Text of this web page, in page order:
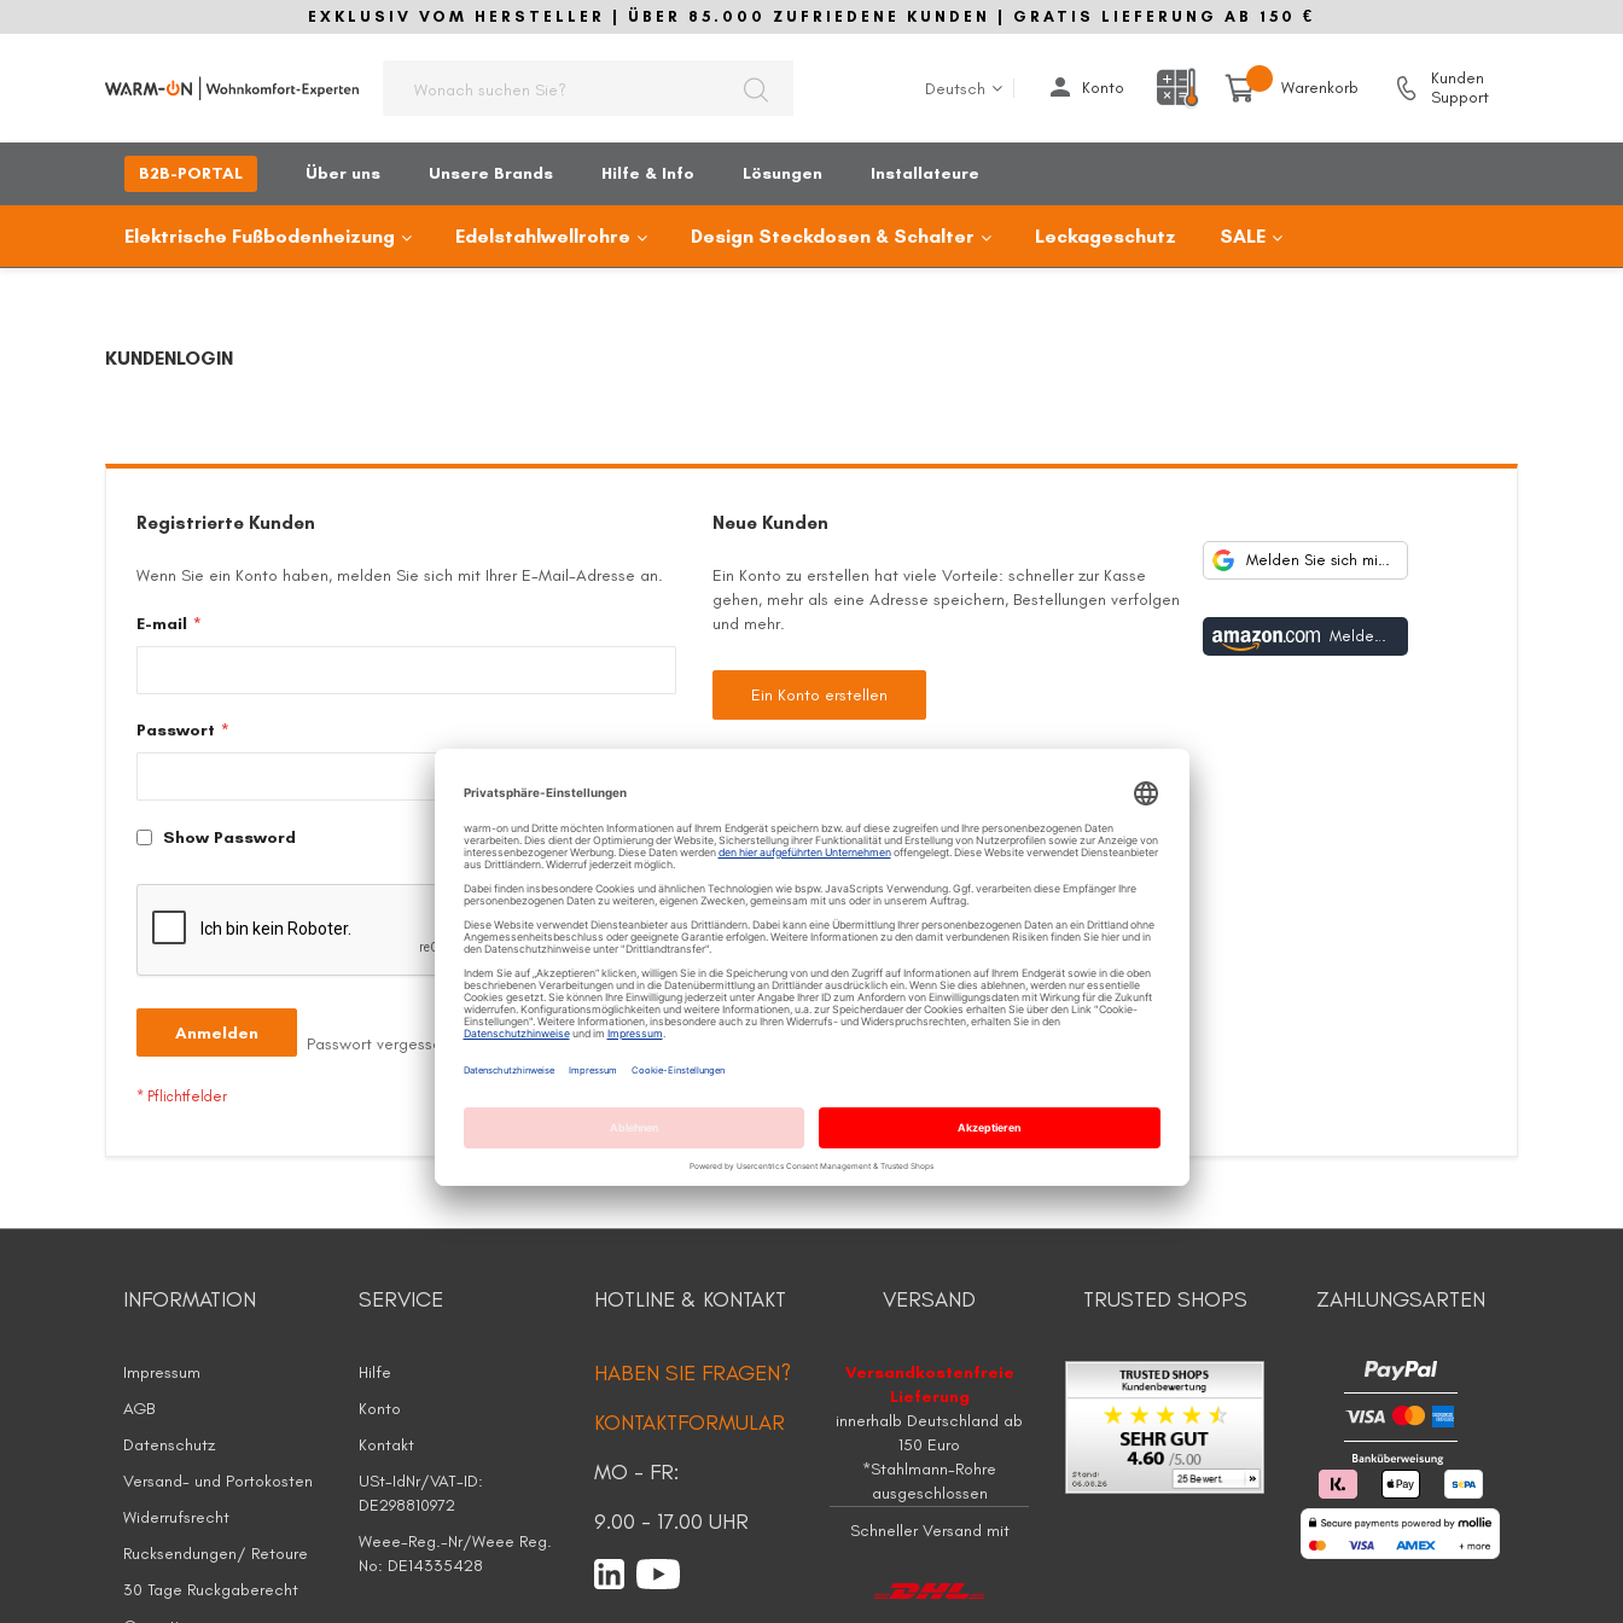
EXKLUSIV VOM HERSTELLER | ÜBER 85.000 ZUFRIEDENE KUNDEN | GRATIS LIEFERUNG AB 150 €
Sprache
Deutsch Konto Warenkorb
Kunden
Support
B2B-PORTAL Über uns Unsere Brands Hilfe & Info Lösungen Installateure
Elektrische Fußbodenheizung Edelstahlwellrohre Design Steckdosen & Schalter Leckageschutz SALE
KUNDENLOGIN
Registrierte Kunden
Wenn Sie ein Konto haben, melden Sie sich mit Ihrer E-Mail-Adresse an.
E-mail
Passwort
Show Password
Anmelden
Passwort vergessen?
Neue Kunden
Ein Konto zu erstellen hat viele Vorteile: schneller zur Kasse
gehen, mehr als eine Adresse speichern, Bestellungen verfolgen
und mehr.
Ein Konto erstellen
Melden Sie sich mit Google an
Melden Sie sich mit Amazon an
INFORMATION
Impressum
AGB
Datenschutz
Versand- und Portokosten
Widerrufsrecht
Rucksendungen/ Retoure
30 Tage Ruckgaberecht
SERVICE
Hilfe
Konto
Kontakt
USt-IdNr/VAT-ID:
DE298810972
Weee-Reg.-Nr/Weee Reg.
No: DE14335428
HOTLINE & KONTAKT
HABEN SIE FRAGEN?
KONTAKTFORMULAR
MO - FR:
9.00 - 17.00 UHR
VERSAND
Versandkostenfreie
Lieferung
innerhalb Deutschland ab
150 Euro
*Stahlmann-Rohre
ausgeschlossen
Schneller Versand mit
TRUSTED SHOPS ZAHLUNGSARTEN